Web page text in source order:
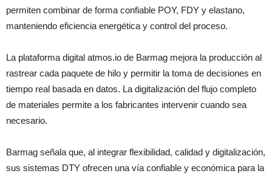
permiten combinar de forma confiable POY, FDY y elastano,
manteniendo eficiencia energética y control del proceso.
La plataforma digital atmos.io de Barmag mejora la producción al
rastrear cada paquete de hilo y permitir la toma de decisiones en
tiempo real basada en datos. La digitalización del flujo completo
de materiales permite a los fabricantes intervenir cuando sea
necesario.
Barmag señala que, al integrar flexibilidad, calidad y digitalización,
sus sistemas DTY ofrecen una vía confiable y económica para la